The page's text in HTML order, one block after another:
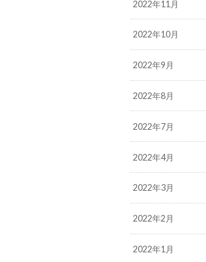
2022年11月
2022年10月
2022年9月
2022年8月
2022年7月
2022年4月
2022年3月
2022年2月
2022年1月